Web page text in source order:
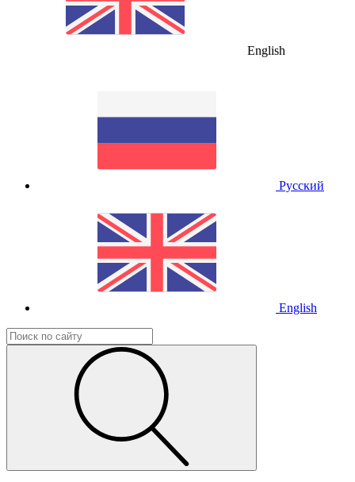
English
Русский
English